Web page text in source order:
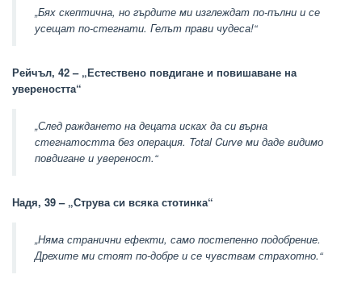
„Бях скептична, но гърдите ми изглеждат по-пълни и се
усещат по-стегнати. Гелът прави чудеса!“
Рейчъл, 42 – „Естествено повдигане и повишаване на
увереността“
„След раждането на децата исках да си върна
стегнатостта без операция. Total Curve ми даде видимо
повдигане и увереност.“
Надя, 39 – „Струва си всяка стотинка“
„Няма странични ефекти, само постепенно подобрение.
Дрехите ми стоят по-добре и се чувствам страхотно.“